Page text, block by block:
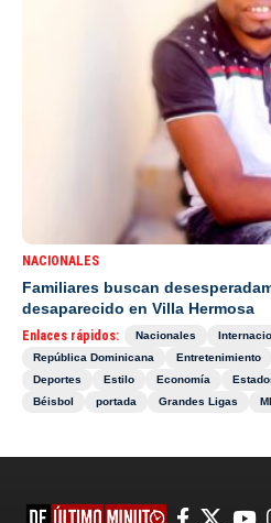
NACIONALES
Familiares buscan
desaparecido en Villa Hermosa
Enlaces rápidos: Nacionales
República Dominicana
Entretenimiento
Deportes
Estilo Economía
Béisbol
portada Grandes Ligas